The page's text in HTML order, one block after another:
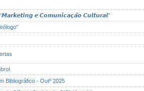
𝙚 𝘾𝙤𝙢𝙪𝙣𝙞𝙘𝙖𝙘̧𝙖̃𝙤 𝘾𝙪𝙡𝙩𝙪𝙧𝙖𝙡”
Bibliográfico - Outº 2025